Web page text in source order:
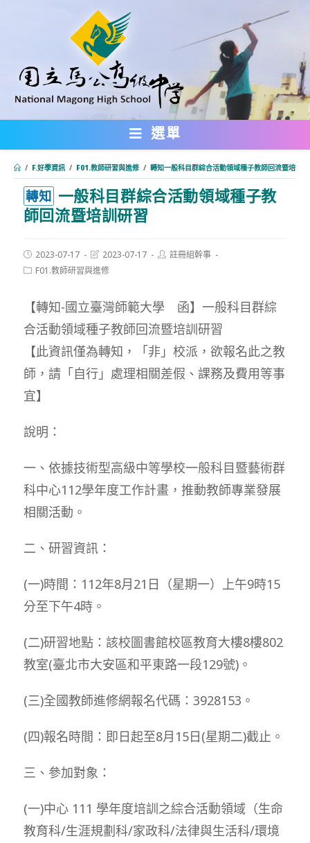
內
選單
/ F.好學資訊 / F01.教師研習與進修 / 轉知一般科目群綜合活動領域種子教師回流暨培訓
轉知 一般科目群綜合活動領域種子教
師回流暨培訓研習
Post
published:
2023-07-17
Post
last
modified:
2023-07-17
Post註冊組幹事
PostF01.教師研習與進修
【轉知-國立臺灣師範大學 函】一般科目群綜
合活動領域種子教師回流暨培訓研習
【此資訊僅為轉知，「非」校派，欲報名此之教
師，請「自行」處理相關差假、課務及費用等事
宜】
說明：
一、依據技術型高級中等學校一般科目暨藝術群
科中心112學年度工作計畫，推動教師專業發展
相關活動。
二、研習資訊：
(一)時間：112年8月21日（星期一）上午9時15
分至下午4時。
(二)研習地點：該校圖書館校區教育大樓8樓802
教室(臺北市大安區和平東路一段129號)。
(三)全國教師進修網報名代碼：3928153。
(四)報名時間：即日起至8月15日(星期二)截止。
三、參加對象：
(一)中心 111 學年度培訓之綜合活動領域（生命
教育科/生涯規劃科/家政科/法律與生活科/環境